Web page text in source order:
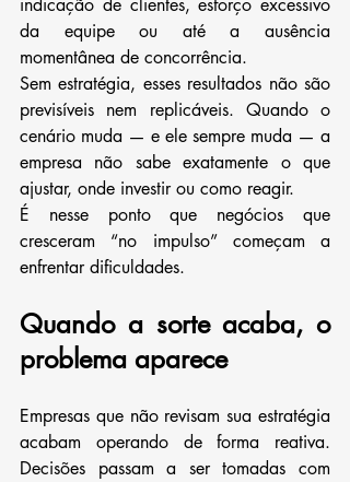
indicação de clientes, esforço excessivo
da equipe ou até a ausência
momentânea de concorrência.
Sem estratégia, esses resultados não são
previsíveis nem replicáveis. Quando o
cenário muda — e ele sempre muda — a
empresa não sabe exatamente o que
ajustar, onde investir ou como reagir.
É nesse ponto que negócios que
cresceram “no impulso” começam a
enfrentar dificuldades.
Quando a sorte acaba, o
problema aparece
Empresas que não revisam sua estratégia
acabam operando de forma reativa.
Decisões passam a ser tomadas com